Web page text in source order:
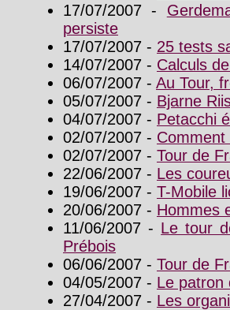
17/07/2007 -
persiste
17/07/2007 - 25 tests
14/07/2007 - Calculs
06/07/2007 - Au Tour,
05/07/2007 - Bjarne
04/07/2007 - Petacchi
02/07/2007 -
02/07/2007 - Tour de
22/06/2007 - Les
19/06/2007 - T-Mobile
20/06/2007 - Hommes
11/06/2007 - Le tour
Prébois
06/06/2007 - Tour de
04/05/2007 - Le patron
27/04/2007 - Les